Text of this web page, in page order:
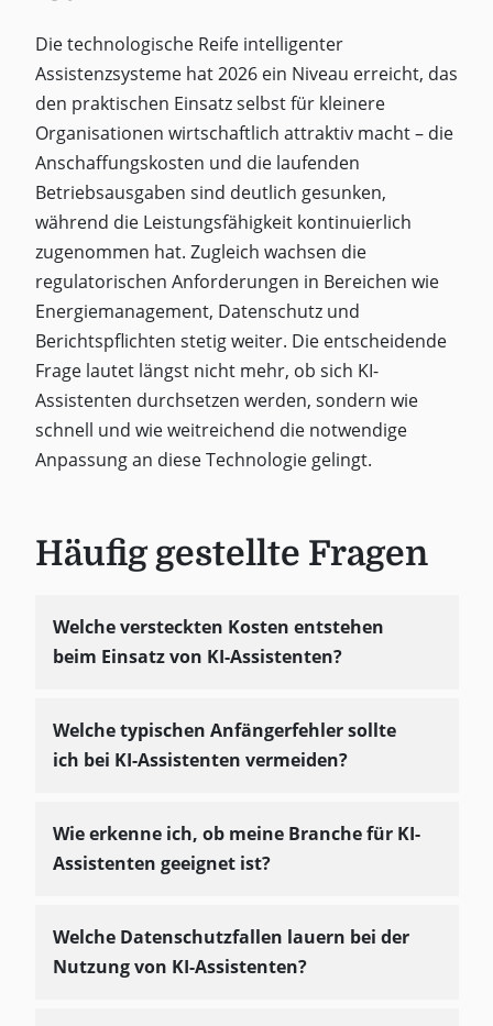
Die technologische Reife intelligenter
Assistenzsysteme hat 2026 ein Niveau erreicht, das
den praktischen Einsatz selbst für kleinere
Organisationen wirtschaftlich attraktiv macht – die
Anschaffungskosten und die laufenden
Betriebsausgaben sind deutlich gesunken,
während die Leistungsfähigkeit kontinuierlich
zugenommen hat. Zugleich wachsen die
regulatorischen Anforderungen in Bereichen wie
Energiemanagement, Datenschutz und
Berichtspflichten stetig weiter. Die entscheidende
Frage lautet längst nicht mehr, ob sich KI-
Assistenten durchsetzen werden, sondern wie
schnell und wie weitreichend die notwendige
Anpassung an diese Technologie gelingt.
Häufig gestellte Fragen
Welche versteckten Kosten entstehen
beim Einsatz von KI-Assistenten?
Welche typischen Anfängerfehler sollte
ich bei KI-Assistenten vermeiden?
Wie erkenne ich, ob meine Branche für KI-
Assistenten geeignet ist?
Welche Datenschutzfallen lauern bei der
Nutzung von KI-Assistenten?